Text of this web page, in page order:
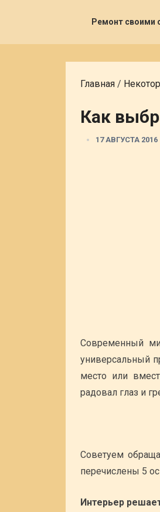
Ремонт своими
Главная /
Как
17 АВГУСТА 2016
Современный
универсальный
место или
радовал глаз и
Советуем
перечислены 5
Интерьер